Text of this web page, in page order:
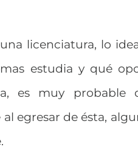
licenciatura, lo
estudia y qué
es muy probable
egresar de ésta,